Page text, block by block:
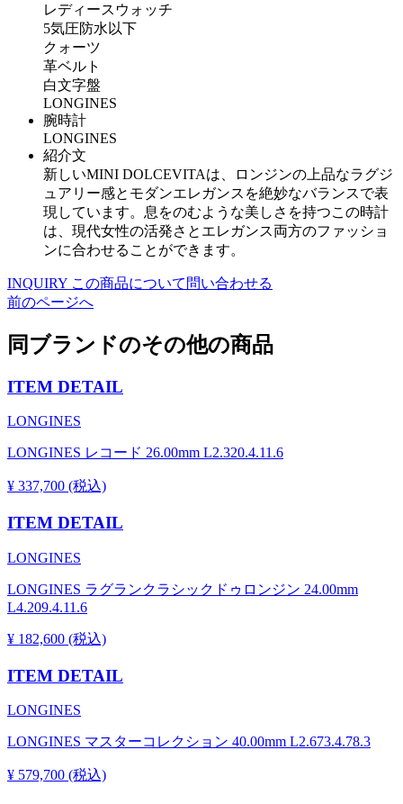
レディースウォッチ
5気圧防水以下
クォーツ
革ベルト
白文字盤
LONGINES
腕時計
LONGINES
紹介文
新しいMINI DOLCEVITAは、ロンジンの上品なラグジ
ュアリー感とモダンエレガンスを絶妙なバランスで表
現しています。息をのむような美しさを持つこの時計
は、現代女性の活発さとエレガンス両方のファッショ
ンに合わせることができます。
INQUIRY この商品について問い合わせる
前のページへ
同ブランドのその他の商品
ITEM DETAIL
LONGINES
LONGINES レコード 26.00mm L2.320.4.11.6
¥ 337,700 (税込)
ITEM DETAIL
LONGINES
LONGINES ラグランクラシックドゥロンジン 24.00mm
L4.209.4.11.6
¥ 182,600 (税込)
ITEM DETAIL
LONGINES
LONGINES マスターコレクション 40.00mm L2.673.4.78.3
¥ 579,700 (税込)